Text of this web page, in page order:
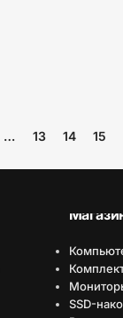
… 13 14 15
SSD-